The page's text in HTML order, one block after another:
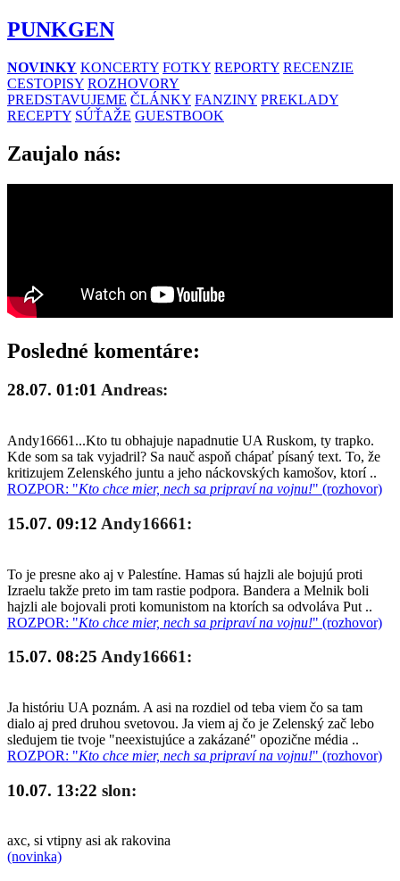
PUNKGEN
NOVINKY KONCERTY FOTKY REPORTY RECENZIE
CESTOPISY ROZHOVORY
PREDSTAVUJEME ČLÁNKY FANZINY PREKLADY
RECEPTY SÚŤAŽE GUESTBOOK
Zaujalo nás:
Posledné komentáre:
28.07. 01:01 Andreas:
Andy16661...Kto tu obhajuje napadnutie UA Ruskom, ty trapko.
Kde som sa tak vyjadril? Sa nauč aspoň chápať písaný text. To, že
kritizujem Zelenského juntu a jeho náckovských kamošov, ktorí ..
ROZPOR: "Kto chce mier, nech sa pripraví na vojnu!" (rozhovor)
15.07. 09:12 Andy16661:
To je presne ako aj v Palestíne. Hamas sú hajzli ale bojujú proti
Izraelu takže preto im tam rastie podpora. Bandera a Melnik boli
hajzli ale bojovali proti komunistom na ktorích sa odvoláva Put ..
ROZPOR: "Kto chce mier, nech sa pripraví na vojnu!" (rozhovor)
15.07. 08:25 Andy16661:
Ja históriu UA poznám. A asi na rozdiel od teba viem čo sa tam
dialo aj pred druhou svetovou. Ja viem aj čo je Zelenský zač lebo
sledujem tie tvoje "neexistujúce a zakázané" opozične média ..
ROZPOR: "Kto chce mier, nech sa pripraví na vojnu!" (rozhovor)
10.07. 13:22 slon:
axc, si vtipny asi ak rakovina
(novinka)